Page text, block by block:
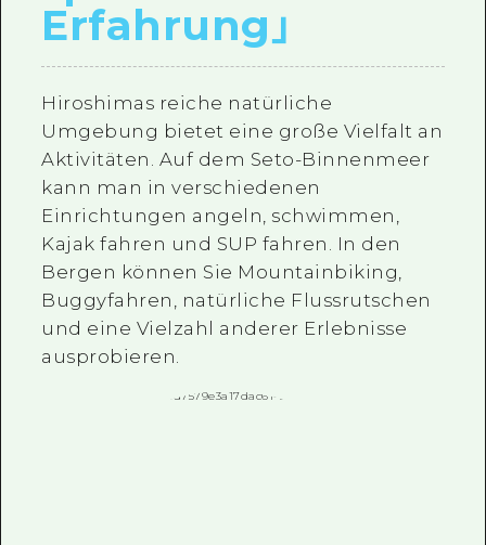
Erfahrung｣
Hiroshimas reiche natürliche
Umgebung bietet eine große Vielfalt an
Aktivitäten. Auf dem Seto-Binnenmeer
kann man in verschiedenen
Einrichtungen angeln, schwimmen,
Kajak fahren und SUP fahren. In den
Bergen können Sie Mountainbiking,
Buggyfahren, natürliche Flussrutschen
und eine Vielzahl anderer Erlebnisse
ausprobieren.